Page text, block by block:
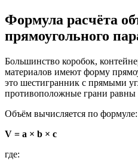
Формула расчёта
прямоугольного
Большинство коробок,
материалов имеют форму
это шестигранник с прямыми
противоположные грани равны
Объём вычисляется по формуле:
V = a × b × c
где: